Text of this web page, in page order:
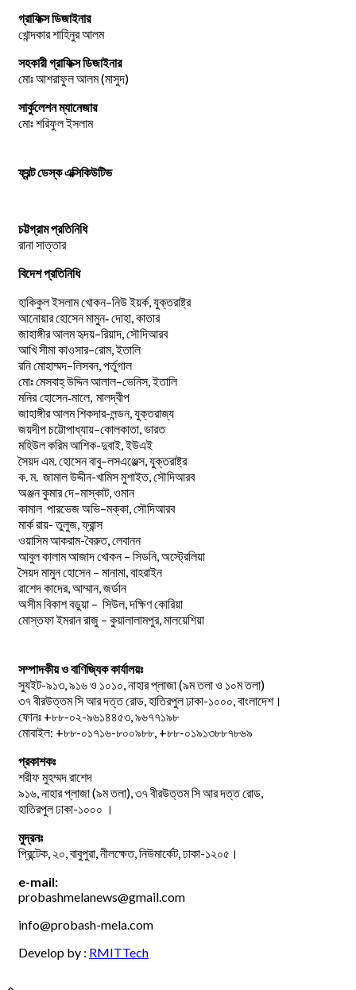
গ্রাফিক্স ডিজাইনার
খোন্দকার শাহিনুর আলম
সহকারী গ্রাফিক্স ডিজাইনার
মোঃ আশরাফুল আলম (মাসুদ)
সার্কুলেশন ম্যানেজার
মোঃ শরিফুল ইসলাম
ফ্রন্ট ডেস্ক এক্সিকিউটিভ
চট্টগ্রাম প্রতিনিধি
রানা সাত্তার
বিদেশ প্রতিনিধি
হাকিকুলইসলামখোকন–নিউইয়র্ক, যুক্তরাষ্ট্র
আনোয়ারহোসেনমামুন-দোহা কাতার
জাহাঙ্গীরআলমহৃদয়–রিয়াদ সৌদিআরব
আখিসীমাকাওসার–রোম,ইতালি
রনিমোহাম্মদ–লিসবন, পর্তুগাল
মোঃমেসবাহ্উদ্দিনআলাল–ভেনিস,ইতালি
মনির হোসেন-মালে, মালদ্বীপ
জাহাঙ্গীর আলম শিকদার-লন্ডন, যুক্তরাজ্য
জয়দীপচট্টোপাধ্যায়–কোলকাতা ভারত
মহিউল করিম আশিক-দুবাই, ইউএই
সৈয়দএম. হোসেনবাবু–লসএঞ্জেল্স, যুক্তরাষ্ট্র
ক ম. জামালউদ্দীন-খামিস মুশাইত, সৌদিআরব
অঞ্জনকুমারদে–মাস্কাট, ওমান
কামাল পারভেজঅভি–মক্কা সৌদিআরব
মার্ক রায়- তুলুজ, ফ্রান্স
ওয়াসিম আকরাম-বৈরুত, লেবানন
আবুল কালাম আজাদ খোকন – সিডনি, অস্ট্রেলিয়া
সৈয়দ মামুন হোসেন – মানামা, বাহরাইন
রাশেদ কাদের, আম্মান, জর্ডান
অসীম বিকাশ বড়ুয়া – সিউল, দক্ষিণ কোরিয়া
মোস্তফা ইমরান রাজু – কুয়ালালামপুর, মালয়েশিয়া
সম্পাদকীয় ও বাণিজ্যিক কার্যালয়ঃ
স্যুইট-৯১৩, ৯১৬ ও ১০১০, নাহার প্লাজা (৯ম তলা ও ১০ম তলা)
৩৭ বীরউত্তম সি আর দত্ত রোড, হাতিরপুল ঢাকা-১০০০, বাংলাদেশ।
ফোনঃ +৮৮-০২-৯৬১৪৪৫৩, ৯৬৭৭১৯৮
মোবাইল: +৮৮-০১৭১৬-৮০০৯৮৮, +৮৮-০১৯১৩৮৮৭৮৬৯
প্রকাশকঃ
শরীফ মুহম্মদ রাশেদ
৯১৬, নাহার প্লাজা (৯ম তলা), ৩৭ বীরউত্তম সি আর দত্ত রোড,
হাতিরপুল ঢাকা-১০০০ ।
মুদ্রনঃ
প্রিন্টেক, ২০, বাবুপুরা, নীলক্ষেত, নিউমার্কেট, ঢাকা-১২০৫।
e-mail:
probashmelanews@gmail.com
info@probash-mela.com
Develop by : RMITTech